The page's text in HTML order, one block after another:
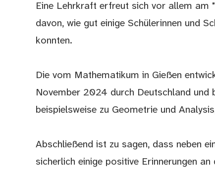
Eine Lehrkraft erfreut sich vor allem am
davon, wie gut einige Schülerinnen und
konnten.
Die vom Mathematikum in Gießen
November 2024 durch Deutschland und
beispielsweise zu Geometrie und
Abschließend ist zu sagen, dass neben
sicherlich einige positive Erinnerungen